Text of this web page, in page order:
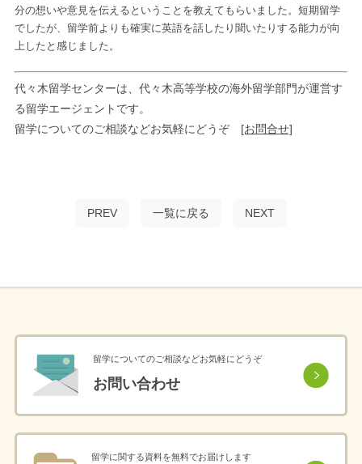
分の想いや意見を伝えるということを教えてもらいました。短期留学
でしたが、留学前よりも確実に英語を話したり聞いたりする能力が向
上したと感じました。
代々木留学センターは、代々木高等学校の海外留学部門が運営す
る留学エージェントです。
留学についてのご相談などお気軽にどうぞ [お問合せ]
PREV 一覧に戻る NEXT
留学についてのご相談などお気軽にどうぞ
お問い合わせ
留学に関する資料を無料でお届けします